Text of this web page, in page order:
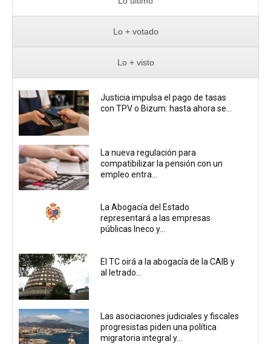
Lo + votado
Lo + visto
Justicia impulsa el pago de tasas
con TPV o Bizum: hasta ahora se...
La nueva regulación para
compatibilizar la pensión con un
empleo entra...
La Abogacía del Estado
representará a las empresas
públicas Ineco y...
El TC oirá a la abogacía de la CAIB y
al letrado...
Las asociaciones judiciales y fiscales
progresistas piden una política
migratoria integral y...